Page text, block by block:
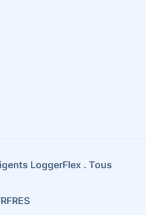
LoggerFlex . Tous
FRES